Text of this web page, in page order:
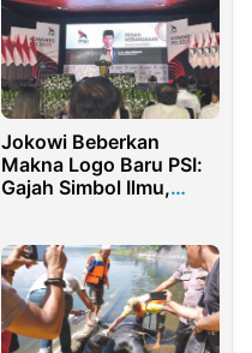
Jokowi Beberkan
Makna Logo Baru PSI:
Gajah Simbol Ilmu,